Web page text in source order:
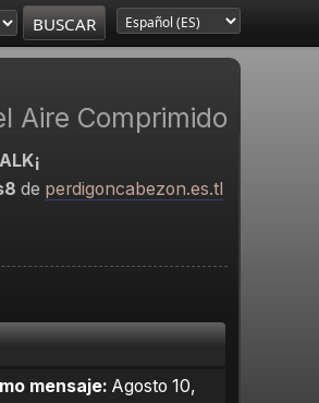
Aire Comprimido
de perdigoncabezon.es.tl
mensaje: Agosto 10,